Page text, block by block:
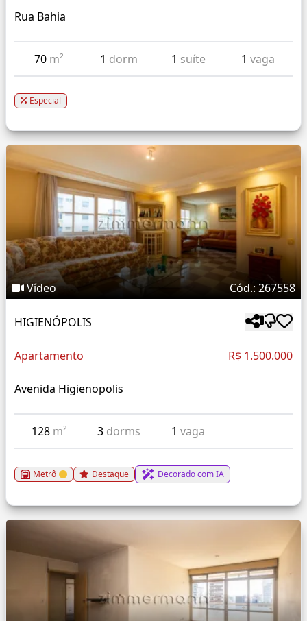
Rua Bahia
70 m² 1 dorm 1 suíte 1 vaga
Especial
Vídeo Cód.: 267558
HIGIENÓPOLIS
Apartamento R$ 1.500.000
Avenida Higienopolis
128 m² 3 dorms 1vaga
Metrô Destaque Decorado com IA